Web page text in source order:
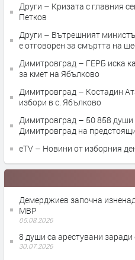
Други – Кризата с главния
Петков
Други – Вътрешният
е отговорен за смъртта на
Димитровград – ГЕРБ иска
за кмет на Ябълково
Димитровград – Костадин
избори в с. Ябълково
Димитровград – 50 858
Димитровград на
eTV – Новини от изборния
Демерджиев започна
МВР
05.08.2026
8 души са арестувани
30.07.2026